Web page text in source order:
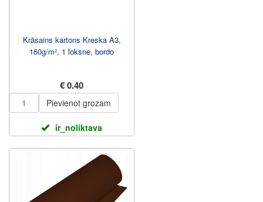
Krāsains kartons Kreska A3,
160g/m², 1 loksne, bordo
€ 0.40
Pievienot grozam
ir_noliktava